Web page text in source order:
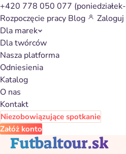
+420 778 050 077
Rozpoczęcie pracy Blog Zaloguj
Dla marek
Dla twórców
Nasza platforma
Odniesienia
Katalog
O nas
Kontakt
Niezobowiązujące spotkanie
Załóż konto
Powrót do katalogu
Futbaltour.sk